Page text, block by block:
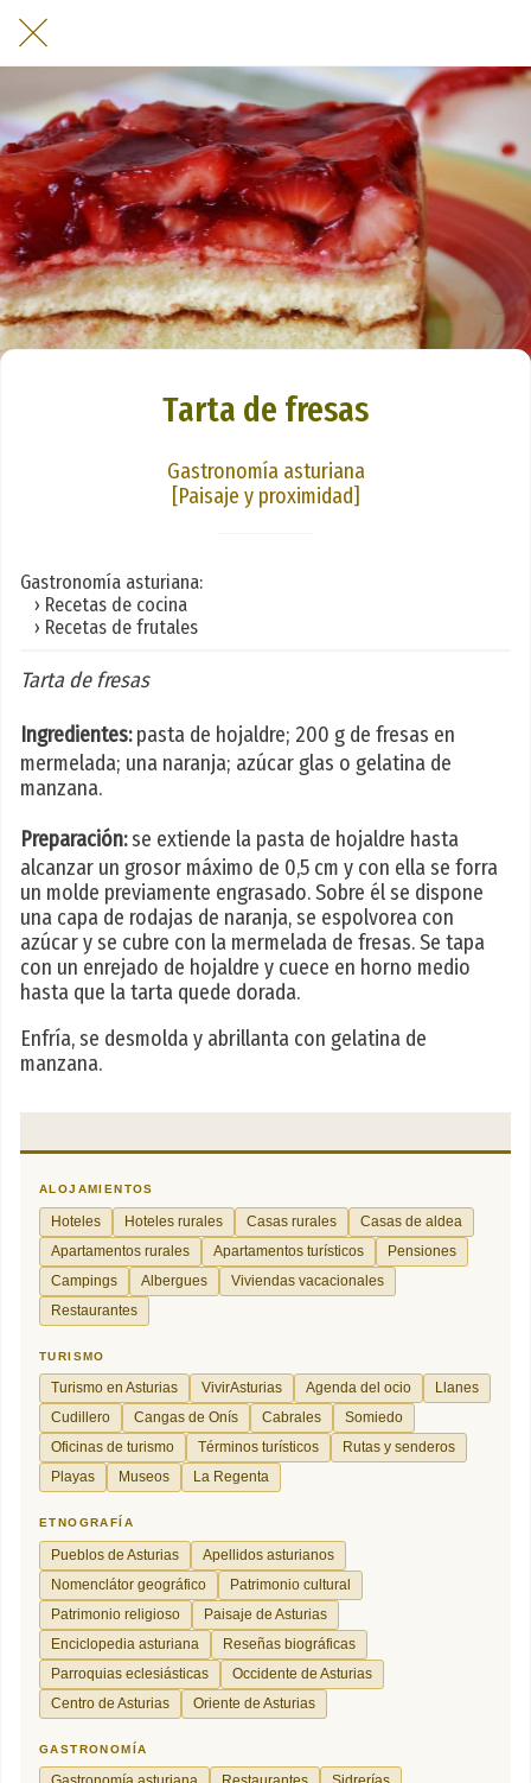
Tarta de fresas
Gastronomía asturiana
[Paisaje y proximidad]
Gastronomía asturiana:
› Recetas de cocina
› Recetas de frutales
Tarta de fresas
Ingredientes:pasta de hojaldre; 200 g de fresas en
mermelada; una naranja; azúcar glas o gelatina de
manzana.
Preparación:se extiende la pasta de hojaldre hasta
alcanzar un grosor máximo de 0,5 cm y con ella se forra
un molde previamente engrasado. Sobre él se dispone
una capa de rodajas de naranja, se espolvorea con
azúcar y se cubre con la mermelada de fresas. Se tapa
con un enrejado de hojaldre y cuece en horno medio
hasta que la tarta quede dorada.
Enfría, se desmolda y abrillanta con gelatina de
manzana.